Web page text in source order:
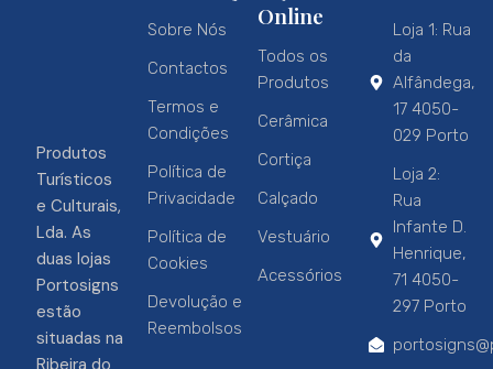
Produtos
Turísticos
e Culturais,
Lda. As
duas lojas
Portosigns
estão
situadas na
Sobre Nós
Contactos
Termos e
Condições
Política de
Privacidade
Política de
Cookies
Devolução e
Reembolsos
Online
Todos os
Produtos
Cerâmica
Cortiça
Calçado
Vestuário
Acessórios
Loja 1: Rua
da
Alfândega,
17 4050-
029 Porto
Loja 2:
Rua
Infante D.
Henrique,
71 4050-
297 Porto